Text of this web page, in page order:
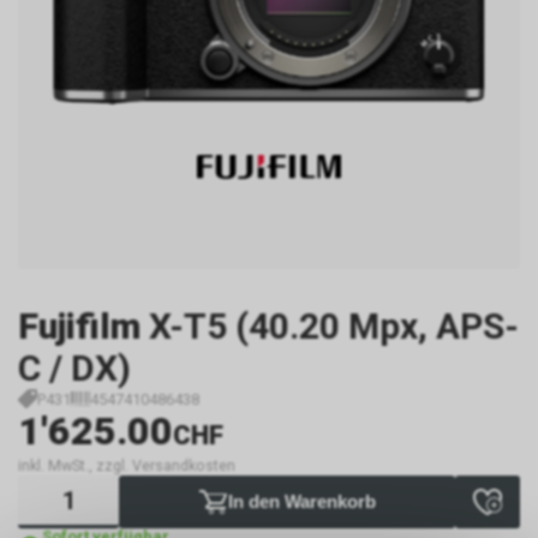
Fujifilm X-T5 (40.20 Mpx, APS-
C / DX)
P431 4547410486438
1'625.00CHF
inkl. MwSt., zzgl. Versandkosten
In den Warenkorb